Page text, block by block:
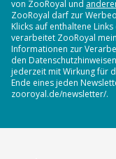
von ZooRoyal und
ZooRoyal darf zur
Klicks auf enthaltene
verarbeitet ZooRoyal
Informationen zur
den
jederzeit mit Wirkung für
Ende eines jeden
zooroyal.de/newsletter/.